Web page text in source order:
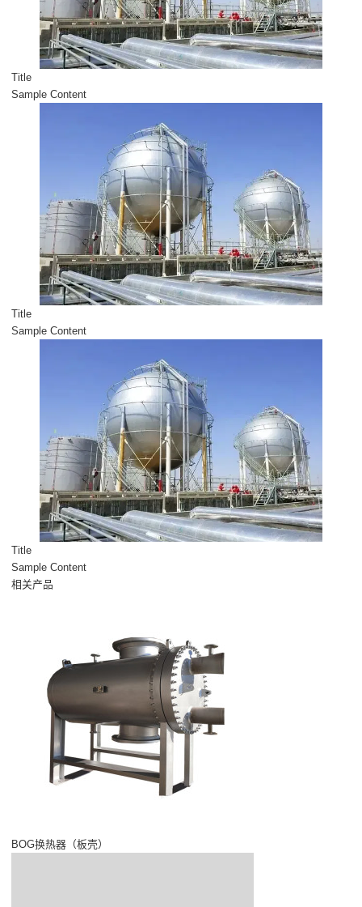
Title
Sample Content
Title
Sample Content
Title
Sample Content
相关产品
BOG换热器（板壳）